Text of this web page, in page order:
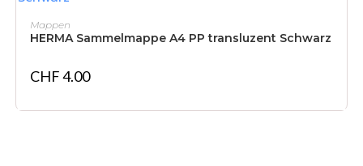
Mappen
HERMA Sammelmappe A4 PP transluzent Schwarz
CHF4.00